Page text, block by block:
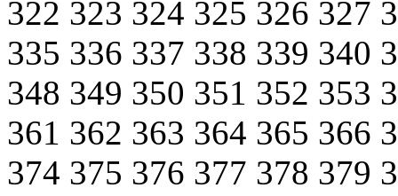
322 323 324 325 326 327
335 336 337 338 339 340
348 349 350 351 352 353
361 362 363 364 365 366
374 375 376 377 378 379